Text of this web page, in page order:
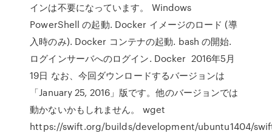
インは不要になっています。 Windows
PowerShell の起動. Docker イメージのロード (導
入時のみ). Docker コンテナの起動. bash の開始.
ログインサーバへのログイン. Docker 2016年5月
19日 なお、今回ダウンロードするバージョンは
「January 25, 2016」版です。他のバージョンでは
動かないかもしれません。 wget
https://swift.org/builds/development/ubuntu1404/